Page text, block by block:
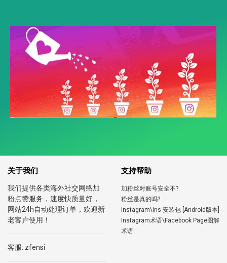
关于我们
我们提供各类海外社交网络加
粉点赞服务，速度快质量好，
网站24h自动处理订单，欢迎新
老客户使用！
客服: zfensi
支持帮助
加粉丝对账号安全不?
粉丝是真的吗?
Instagram\ins 安装包 [Android版本]
Instagram术语\Facebook Page图解
术语